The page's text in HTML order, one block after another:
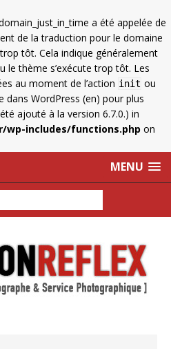
a été appelée de
de la traduction pour le domaine
tôt. Cela indique généralement
le thème s’exécute trop tôt. Les
au moment de l’action init ou
dans WordPress (en) pour plus
ajouté à la version 6.7.0.) in
includes/functions.php on
MENU